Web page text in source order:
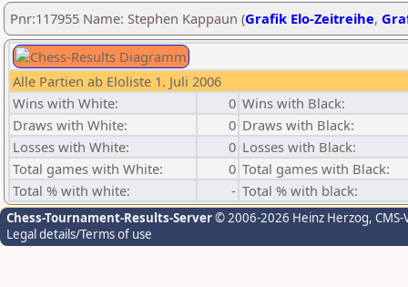
Pnr:117955 Name: Stephen Kappaun (Grafik Elo-Zeitreihe,
Alle Partien ab Eloliste 1. Juli 2006
Wins with White:
0 Wins with Black:
Draws with White:
0 Draws with Black:
Losses with White:
0 Losses with Black:
Total games with White:
0 Total games with Black:
Total % with white:
- Total % with black:
Chess-Tournament-Results-Server© 2006-2026 Heinz Herzog,
Legal details/Terms of use